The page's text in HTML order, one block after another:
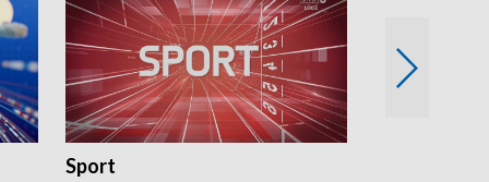
Sport